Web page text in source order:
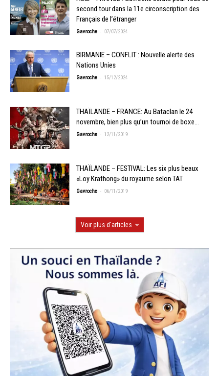
second tour dans la 11e circonscription des
Français de l’étranger
Gavroche - 07/07/2024
BIRMANIE – CONFLIT : Nouvelle alerte des
Nations Unies
Gavroche - 15/12/2024
THAÏLANDE – FRANCE: Au Bataclan le 24
novembre, bien plus qu’un tournoi de boxe…
Gavroche - 12/11/2019
THAÏLANDE – FESTIVAL: Les six plus beaux
«Loy Krathong» du royaume selon TAT
Gavroche - 06/11/2019
Voir plus d'articles